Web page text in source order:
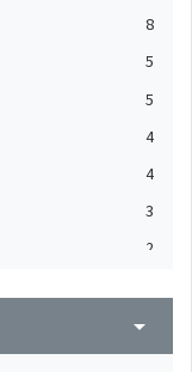
8
5
5
4
4
3
2
2
arrow_drop_down